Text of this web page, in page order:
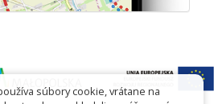
súbory cookie, vrátane na